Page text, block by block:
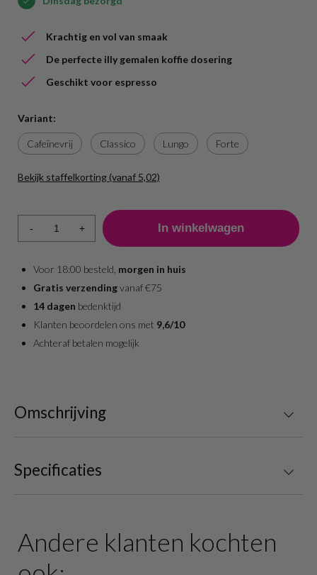
Krachtig en vol van smaak
De perfecte illy gemalen koffie dosering
Geschikt voor espresso
Variant:
Cafeïnevrij Classico Lungo Forte
Bekijk staffelkorting (vanaf 5,02)
1 - 5
6 - 11
5,02
5,02
- +
Voor 18:00 besteld, morgen in huis
Gratis verzendingvanaf €75
14 dagen bedenktijd
Klanten beoordelen ons met 9,6/10
Achteraf betalen mogelijk
Omschrijving
Specificaties
Andere klanten kochten